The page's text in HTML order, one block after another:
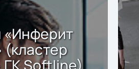
(кластер
ГК Softline)